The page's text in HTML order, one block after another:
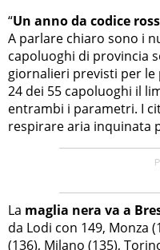
“Un anno da codice
A parlare chiaro sono i
capoluoghi di provincia
giornalieri previsti per le
24 dei 55 capoluoghi il
entrambi i parametri. I
respirare aria inquinata
La maglia nera va a
da Lodi con 149, Monza
(136), Milano (135),